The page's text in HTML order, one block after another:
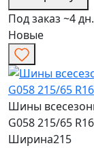
Под заказ ~4 дн.
Новые
Шины
G058 215/65
Ширина215